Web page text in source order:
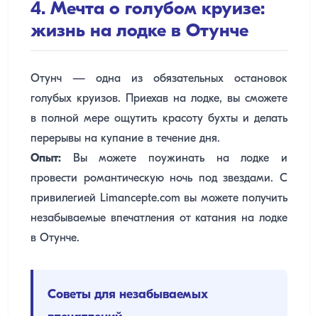
4. Мечта о голубом круизе:
жизнь на лодке в Отунче
Отунч — одна из обязательных остановок
голубых круизов. Приехав на лодке, вы сможете
в полной мере ощутить красоту бухты и делать
перерывы на купание в течение дня.
Опыт: Вы можете поужинать на лодке и
провести романтическую ночь под звездами. С
привилегией Limancepte.com вы можете получить
незабываемые впечатления от катания на лодке
в Отунче.
Советы для незабываемых